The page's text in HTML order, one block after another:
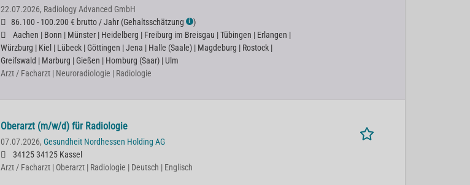
22.07.2026, Radiology Advanced GmbH
86.100 - 100.200 € brutto / Jahr (Gehaltsschätzung ℹ )
Aachen | Bonn | Münster | Heidelberg | Freiburg im Breisgau | Tübingen | Erlangen |
Würzburg | Kiel | Lübeck | Göttingen | Jena | Halle (Saale) | Magdeburg | Rostock |
Greifswald | Marburg | Gießen | Homburg (Saar) | Ulm
Arzt / Facharzt | Neuroradiologie | Radiologie
Oberarzt (m/w/d) für Radiologie
07.07.2026, Gesundheit Nordhessen Holding AG
34125 34125 Kassel
Arzt / Facharzt | Oberarzt | Radiologie | Deutsch | Englisch